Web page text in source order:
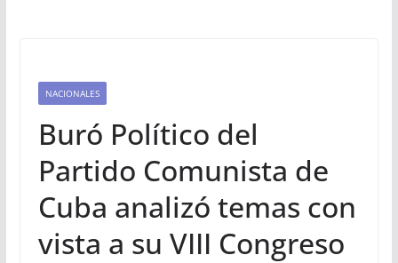
NACIONALES
Buró Político del
Partido Comunista de
Cuba analizó temas con
vista a su VIII Congreso